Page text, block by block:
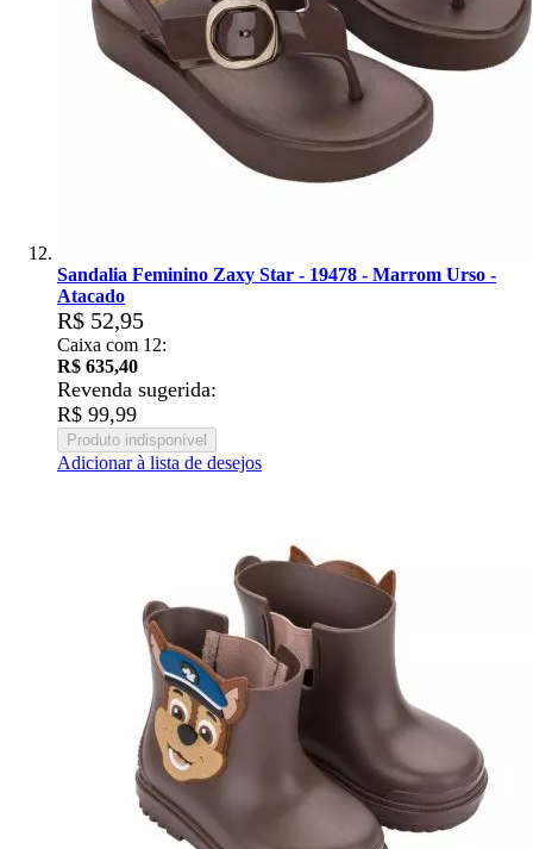
Sandalia Feminino Zaxy Star - 19478 - Marrom Urso -
Atacado
R$ 52,95
Caixa com 12:
R$ 635,40
Revenda sugerida:
R$ 99,99
Produto indisponível
Adicionar à lista de desejos